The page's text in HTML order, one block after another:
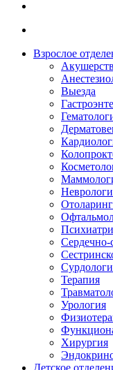
Взрослое
Выезда
Сердечно-
Терапия
Урология
Хирургия
Детское